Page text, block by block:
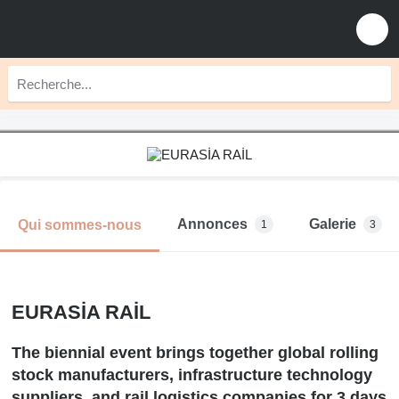
Qui sommes-nous Annonces 1 Galerie 3
EURASİA RAİL
The biennial event brings together global rolling
stock manufacturers, infrastructure technology